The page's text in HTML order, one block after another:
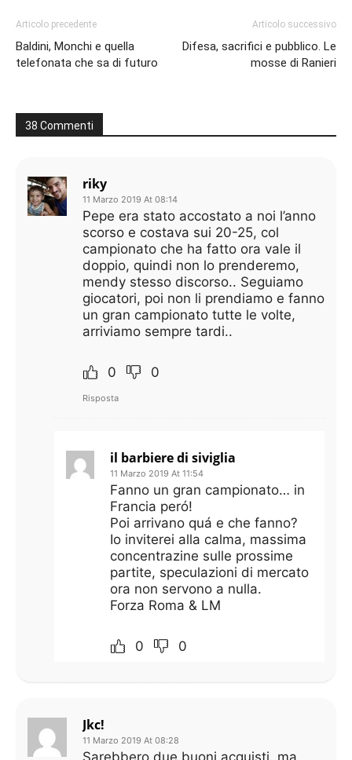
Articolo precedente
Baldini, Monchi e quella
telefonata che sa di futuro
Articolo successivo
Difesa, sacrifici e pubblico. Le
mosse di Ranieri
38 Commenti
riky
11 Marzo 2019 At 08:14
Pepe era stato accostato a noi l’anno
scorso e costava sui 20-25, col
campionato che ha fatto ora vale il
doppio, quindi non lo prenderemo,
mendy stesso discorso.. Seguiamo
giocatori, poi non li prendiamo e fanno
un gran campionato tutte le volte,
arriviamo sempre tardi..
0 0
Risposta
il barbiere di siviglia
11 Marzo 2019 At 11:54
Fanno un gran campionato… in
Francia peró!
Poi arrivano quá e che fanno?
Io inviterei alla calma, massima
concentrazine sulle prossime
partite, speculazioni di mercato
ora non servono a nulla.
Forza Roma & LM
0 0
Jkc!
11 Marzo 2019 At 08:28